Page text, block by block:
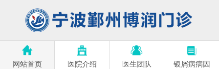
网站首页 医院介绍 医生团队 银屑病病因